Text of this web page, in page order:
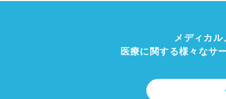
メディカル
医療に関する様々なサ